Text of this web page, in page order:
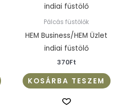
Pálcás füstölők
HEM Business/HEM Üzlet
indiai füstölő
370Ft
KOSÁRBA TESZEM